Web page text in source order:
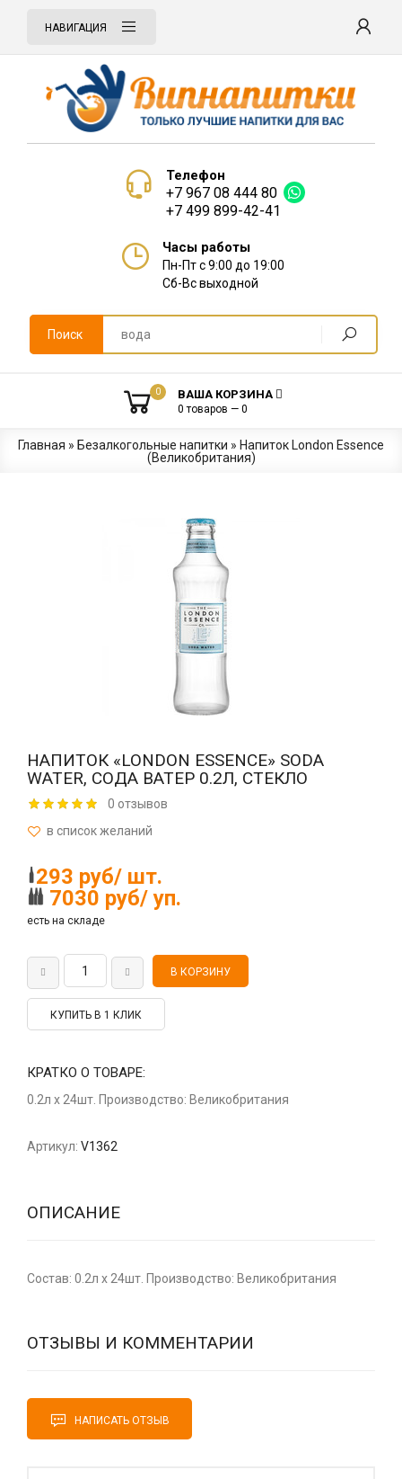
НАВИГАЦИЯ
Телефон
+7 967 08 444 80
+7 499 899-42-41
Часы работы
Пн-Пт с 9:00 до 19:00
Сб-Вс выходной
Поиск
0 ВАША КОРЗИНА
0 товаров — 0
Главная » Безалкогольные напитки » Напиток London Essence
(Великобритания)
НАПИТОК «LONDON ESSENCE» SODA
WATER, СОДА ВАТЕР 0.2Л, СТЕКЛО
0 отзывов
293 руб/ шт.
7030 руб/ уп.
есть на складе
КУПИТЬ В 1 КЛИК
КРАТКО О ТОВАРЕ:
0.2л x 24шт. Производство: Великобритания
Артикул: V1362
ОПИСАНИЕ
Состав: 0.2л x 24шт. Производство: Великобритания
ОТЗЫВЫ И КОММЕНТАРИИ
НАПИСАТЬ ОТЗЫВ